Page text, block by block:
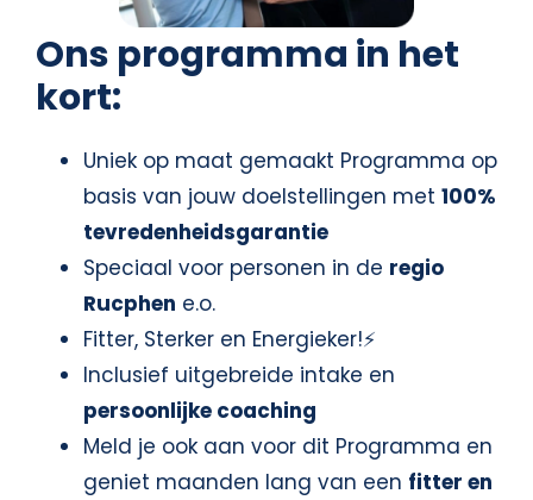
Ons programma in het
kort:
Uniek op maat gemaakt Programma op
basis van jouw doelstellingen met 100%
tevredenheidsgarantie
Speciaal voor personen in de regio
Rucphen e.o.
Fitter, Sterker en Energieker!⚡
Inclusief uitgebreide intake en
persoonlijke coaching
Meld je ook aan voor dit Programma en
geniet maanden lang van een fitter en